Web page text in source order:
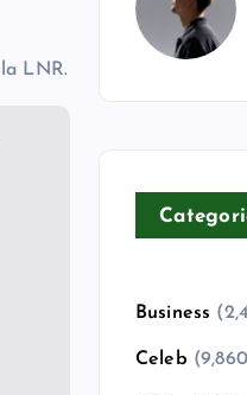
LNR.
Business
Celeb